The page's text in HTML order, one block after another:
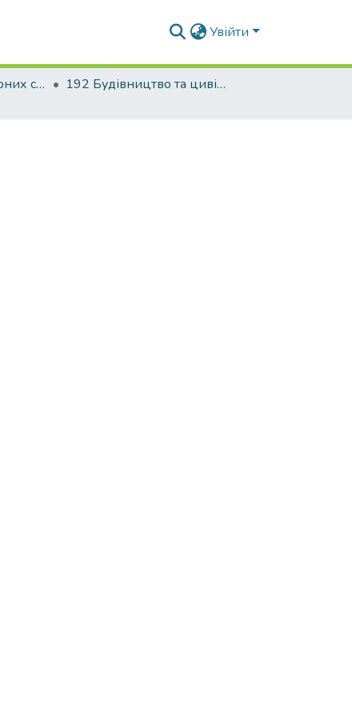
Увійти
Факультет інженерних систем та екології
192 Будівництво та цивільна інженерія. Теплогазопостачання і вентиляція